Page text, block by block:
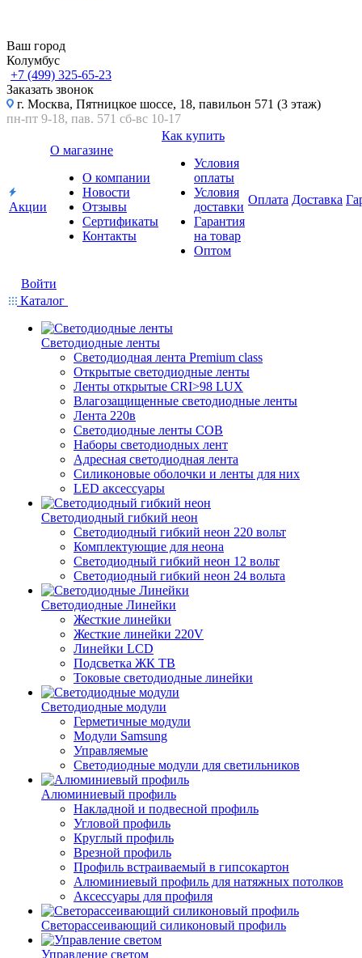
Ваш город
Колумбус
+7 (499) 325-65-23
Заказать звонок
г. Москва, Пятницкое шоссе, 18, павильон 571 (3 этаж)
пн-пт 9-18, пав. 571 сб-вс 10-17
Акции
О магазине
О компании
Новости
Отзывы
Сертификаты
Контакты
Как купить
Условия
оплаты
Условия
доставки
Гарантия
на товар
Оптом
Оплата Доставка
Войти
Каталог
Светодиодные ленты
Светодиодная лента Premium class
Открытые светодиодные ленты
Ленты открытые CRI>98 LUX
Влагозащищенные светодиодные ленты
Лента 220в
Светодиодные ленты COB
Наборы светодиодных лент
Адресная светодиодная лента
Силиконовые оболочки и ленты для них
LED аксессуары
Светодиодный гибкий неон
Светодиодный гибкий неон 220 вольт
Комплектующие для неона
Светодиодный гибкий неон 12 вольт
Светодиодный гибкий неон 24 вольта
Светодиодные Линейки
Жесткие линейки
Жесткие линейки 220V
Линейки LCD
Подсветка ЖК ТВ
Токовые светодиодные линейки
Светодиодные модули
Герметичные модули
Модули Samsung
Управляемые
Светодиодные модули для светильников
Алюминиевый профиль
Накладной и подвесной профиль
Угловой профиль
Круглый профиль
Врезной профиль
Профиль встраиваемый в гипсокартон
Алюминиевый профиль для натяжных потолков
Аксессуары для профиля
Светорассеивающий силиконовый профиль
Управление светом